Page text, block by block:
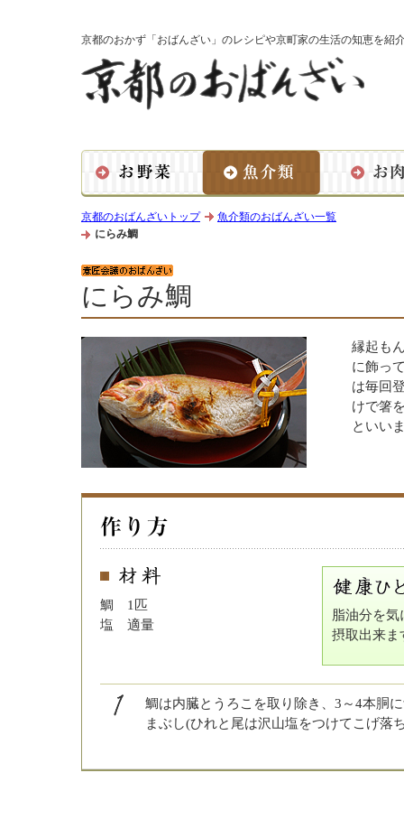
京都のおかず「おばんざい」のレシピや京町家の生活の知恵を紹
京都のおばんざいトップ
魚介類のおばんざい一覧
にらみ鯛
にらみ鯛
縁起も
に飾っ
は毎回
けで箸
といい
鯛 1匹
塩 適量
脂油分を
摂取出来ま
鯛は内臓とうろこを取り除き、3～4本胴
まぶし(ひれと尾は沢山塩をつけてこげ落